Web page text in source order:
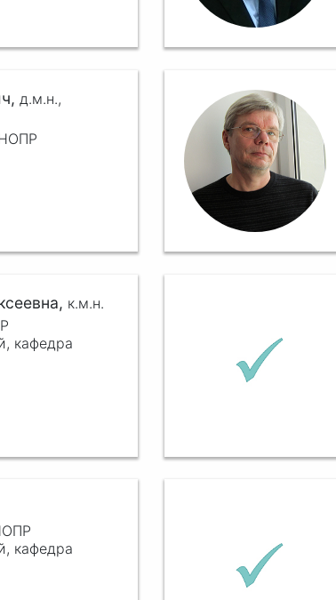
д.м.н.,
к.м.н.
кафедра
кафедра